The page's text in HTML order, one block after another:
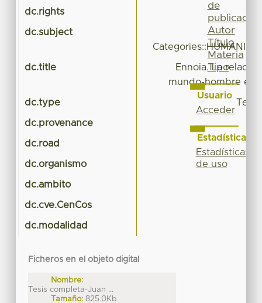
dc.rights
dc.subject
dc.title
Ennoia. La
mundo-hombre en
dc.type
dc.provenance
dc.road
dc.organismo
dc.ambito
dc.cve.CenCos
dc.modalidad
Ficheros en el objeto digital
Nombre:
Tesis completa-Juan ...
Tamaño: 825.0Kb
de
publicación
Autor
Título
Materia
Tipo
Usuario
Acceder
Estadísticas
Estadísticas
de uso